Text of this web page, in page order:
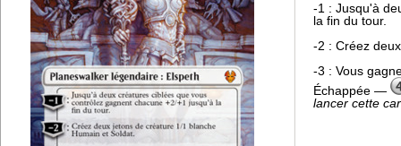
-1 : Jusqu'à
la fin du tour.
-2 : Créez
-3 : Vous
Échappée —
lancer cette